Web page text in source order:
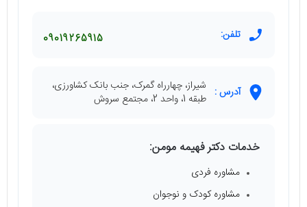
تلفن: 09019265915
آدرس : شیراز، چهارراه گمرک، جنب بانک کشاورزی،
طبقه 1، واحد 2، مجتمع سروش
خدمات دکتر فهیمه مومن:
مشاوره فردی
مشاوره کودک و نوجوان